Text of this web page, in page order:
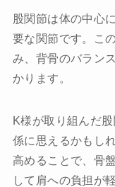
股関節は体の中心
要な関節です。こ
み、背骨のバラン
かります。
K様が取り組んだ
係に思えるかもし
高めることで、骨
して肩への負担が